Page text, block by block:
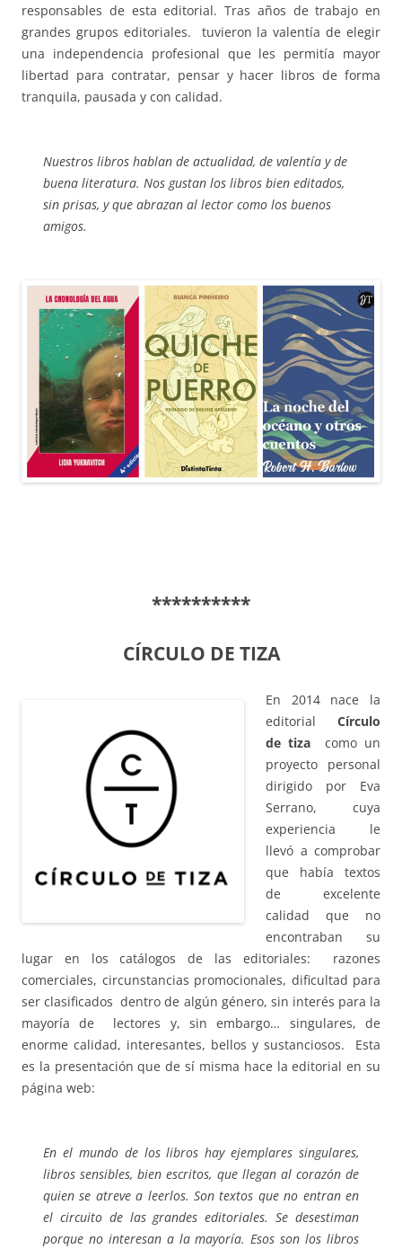
responsables de esta editorial. Tras años de trabajo en
grandes grupos editoriales. tuvieron la valentía de elegir
una independencia profesional que les permitía mayor
libertad para contratar, pensar y hacer libros de forma
tranquila, pausada y con calidad.
Nuestros libros hablan de actualidad, de valentía y de
buena literatura. Nos gustan los libros bien editados,
sin prisas, y que abrazan al lector como los buenos
amigos.
**********
CÍRCULO DE TIZA
En 2014 nace la
editorial Círculo
de tiza como un
proyecto personal
dirigido por Eva
Serrano, cuya
experiencia le
llevó a comprobar
que había textos
de excelente
calidad que no
encontraban su
lugar en los catálogos de las editoriales: razones
comerciales, circunstancias promocionales, dificultad para
ser clasificados dentro de algún género, sin interés para la
mayoría de lectores y, sin embargo… singulares, de
enorme calidad, interesantes, bellos y sustanciosos. Esta
es la presentación que de sí misma hace la editorial en su
página web:
En el mundo de los libros hay ejemplares singulares,
libros sensibles, bien escritos, que llegan al corazón de
quien se atreve a leerlos. Son textos que no entran en
el circuito de las grandes editoriales. Se desestiman
porque no interesan a la mayoría. Esos son los libros